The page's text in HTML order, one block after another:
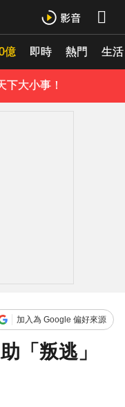
億 即時 熱門 生活
大小事！
加入為 Google 偏好來源
「叛逃」